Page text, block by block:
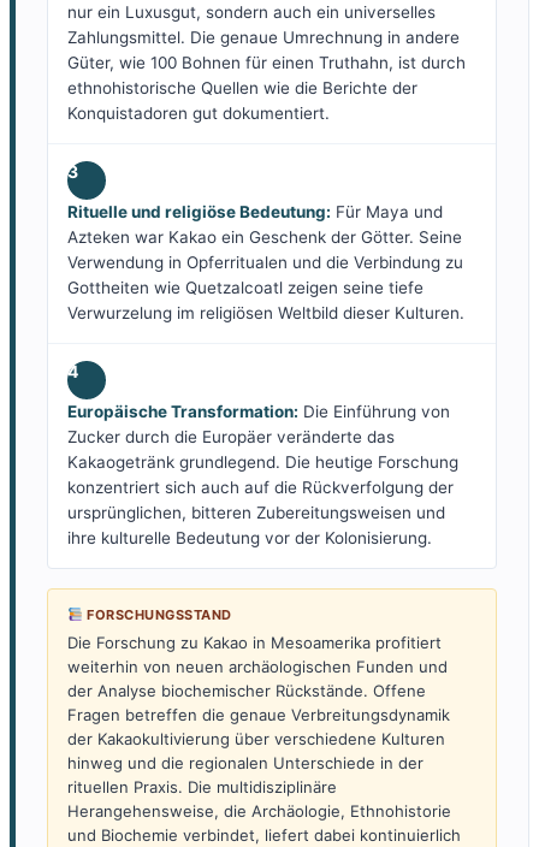
nur ein Luxusgut, sondern auch ein universelles
Zahlungsmittel. Die genaue Umrechnung in andere
Güter, wie 100 Bohnen für einen Truthahn, ist durch
ethnohistorische Quellen wie die Berichte der
Konquistadoren gut dokumentiert.
3
Rituelle und religiöse Bedeutung: Für Maya und
Azteken war Kakao ein Geschenk der Götter. Seine
Verwendung in Opferritualen und die Verbindung zu
Gottheiten wie Quetzalcoatl zeigen seine tiefe
Verwurzelung im religiösen Weltbild dieser Kulturen.
4
Europäische Transformation: Die Einführung von
Zucker durch die Europäer veränderte das
Kakaogetränk grundlegend. Die heutige Forschung
konzentriert sich auch auf die Rückverfolgung der
ursprünglichen, bitteren Zubereitungsweisen und
ihre kulturelle Bedeutung vor der Kolonisierung.
FORSCHUNGSSTAND
Die Forschung zu Kakao in Mesoamerika profitiert
weiterhin von neuen archäologischen Funden und
der Analyse biochemischer Rückstände. Offene
Fragen betreffen die genaue Verbreitungsdynamik
der Kakaokultivierung über verschiedene Kulturen
hinweg und die regionalen Unterschiede in der
rituellen Praxis. Die multidisziplinäre
Herangehensweise, die Archäologie, Ethnohistorie
und Biochemie verbindet, liefert dabei kontinuierlich